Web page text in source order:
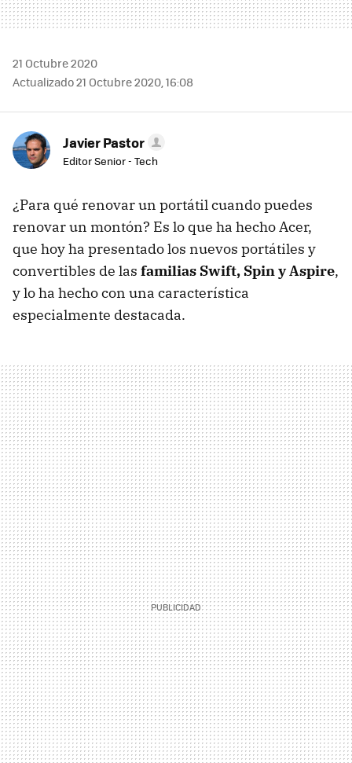
21 Octubre 2020
Actualizado 21 Octubre 2020, 16:08
Javier Pastor
Editor Senior - Tech
¿Para qué renovar un portátil cuando puedes
renovar un montón? Es lo que ha hecho Acer,
que hoy ha presentado los nuevos portátiles y
convertibles de las familias Swift, Spin y Aspire,
y lo ha hecho con una característica
especialmente destacada.